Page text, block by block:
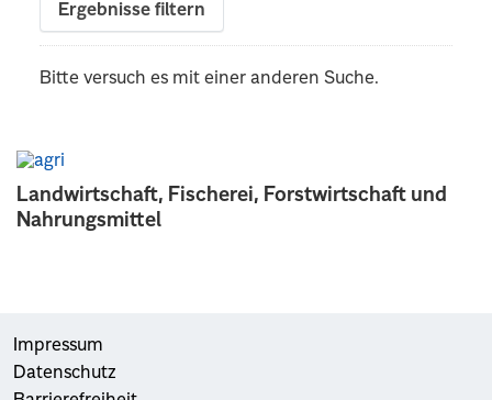
Landwirtschaft, Fischerei, Forstwirtschaft und
Nahrungsmittel
Ergebnisse filtern
Bitte versuch es mit einer anderen Suche.
Impressum
Datenschutz